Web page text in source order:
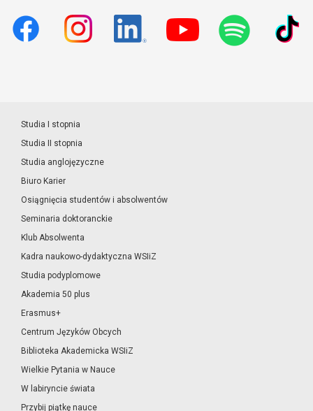
Studia I stopnia
Studia II stopnia
Studia anglojęzyczne
Biuro Karier
Osiągnięcia studentów i absolwentów
Seminaria doktoranckie
Klub Absolwenta
Kadra naukowo-dydaktyczna WSIiZ
Studia podyplomowe
Akademia 50 plus
Erasmus+
Centrum Języków Obcych
Biblioteka Akademicka WSIiZ
Wielkie Pytania w Nauce
W labiryncie świata
Przybij piątkę nauce